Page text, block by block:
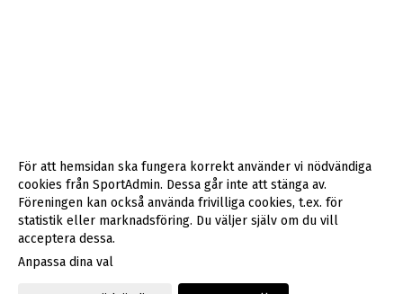
Gå till Webbversion
För att hemsidan ska fungera korrekt använder vi nödvändiga
cookies från SportAdmin. Dessa går inte att stänga av.
Föreningen kan också använda frivilliga cookies, t.ex. för
statistik eller marknadsföring. Du väljer själv om du vill
acceptera dessa.
Anpassa dina val